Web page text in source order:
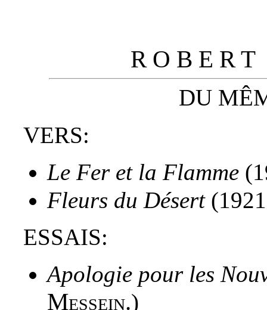
R O B E R
DU
VERS:
Le Fer et la Flamme
Fleurs du Désert
ESSAIS:
Apologie pour les
Messein.)